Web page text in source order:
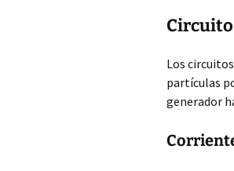
Los
partículas
generador